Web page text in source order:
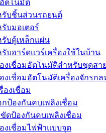
ตโนมัติ
รับชิ้นส่วนรถยนต์
บมอเตอร์
รับตู้เหล็กแผ่น
รับฮาร์ดแวร์เครื่องใช้ในบ้าน
องเชื่อมอัตโนมัติสำหรับชุดสา
งเชื่อมอัตโนมัติเครื่องจักรก
องเชื่อม
ป้องกันคบเพลิงเชื่อม
ดป้องกันคบเพลิงเชื่อม
งเชื่อมไฟฟ้าแบบจุด